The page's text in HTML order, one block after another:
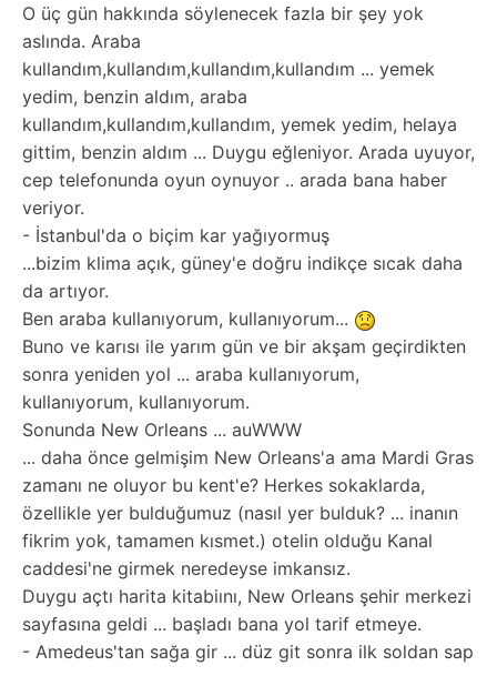
O üç gün hakkında söylenecek fazla bir şey yok
aslında. Araba
kullandım,kullandım,kullandım,kullandım ... yemek
yedim, benzin aldım, araba
kullandım,kullandım,kullandım, yemek yedim, helaya
gittim, benzin aldım ... Duygu eğleniyor. Arada uyuyor,
cep telefonunda oyun oynuyor .. arada bana haber
veriyor.
- İstanbul'da o biçim kar yağıyormuş
...bizim klima açık, güney'e doğru indikçe sıcak daha
da artıyor.
Ben araba kullanıyorum, kullanıyorum...
Buno ve karısı ile yarım gün ve bir akşam geçirdikten
sonra yeniden yol ... araba kullanıyorum,
kullanıyorum, kullanıyorum.
Sonunda New Orleans ... auWWW
... daha önce gelmişim New Orleans'a ama Mardi Gras
zamanı ne oluyor bu kent'e? Herkes sokaklarda,
özellikle yer bulduğumuz (nasıl yer bulduk? ... inanın
fikrim yok, tamamen kısmet.) otelin olduğu Kanal
caddesi'ne girmek neredeyse imkansız.
Duygu açtı harita kitabiını, New Orleans şehir merkezi
sayfasına geldi ... başladı bana yol tarif etmeye.
- Amedeus'tan sağa gir ... düz git sonra ilk soldan sap